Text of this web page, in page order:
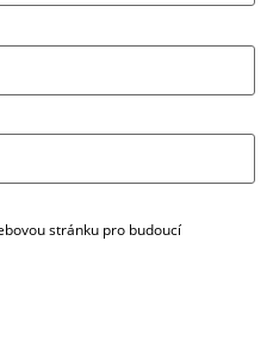
stránku pro budoucí